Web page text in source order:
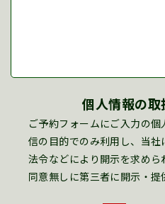
個人情報の取
ご予約フォームにご入力の
信の目的でのみ利用し、当社
法令などにより開示を求め
同意無しに第三者に開示・提